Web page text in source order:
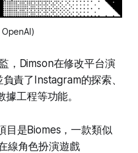
，Dimson在修改平台演
責了Instagram的探索、
工程等功能。
目是Biomes，一款類似
線角色扮演遊戲